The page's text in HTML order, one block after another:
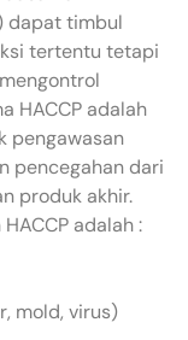
dapat timbul
tertentu tetapi
HACCP adalah
pengawasan
pencegahan dari
produk akhir.
adalah :
mold, virus)